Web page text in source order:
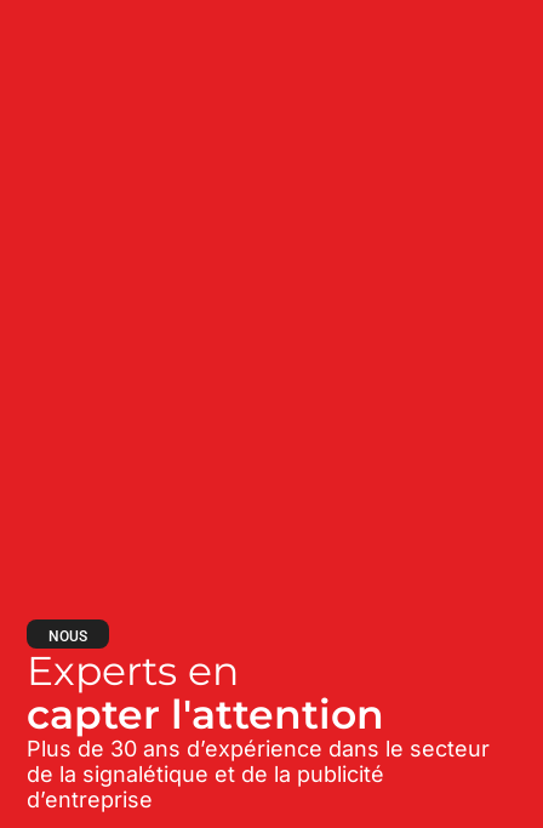
NOUS
Experts en
capter l'attention
Plus de 30 ans d’expérience dans le secteur
de la signalétique et de la publicité
d’entreprise